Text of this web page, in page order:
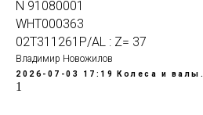
N 91080001
WHT000363
02T311261P/AL : Z= 37
Владимир Новожилов
2026-07-03 17:19 Колеса и валы.
1